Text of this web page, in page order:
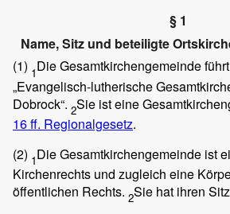
§ 1
Name, Sitz und beteiligte
(1) 1Die Gesamtkirchengemeinde
„Evangelisch-lutherische
Dobrock“. 2Sie ist eine
16 ff. Regionalgesetz.
(2) 1Die Gesamtkirchengemeinde ist
Kirchenrechts und zugleich eine
öffentlichen Rechts. 2Sie hat ihren